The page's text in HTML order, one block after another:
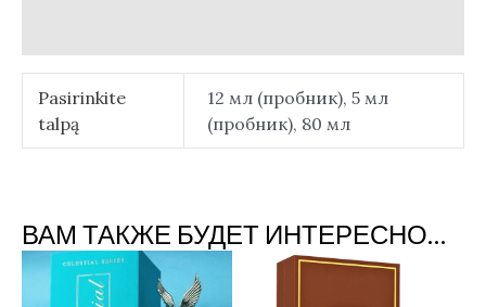
Pasirinkite
talpą
12 мл (пробник), 5 мл
(пробник), 80 мл
ВАМ ТАКЖЕ БУДЕТ ИНТЕРЕСНО…